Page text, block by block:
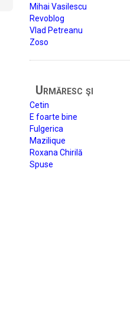
Mihai Vasilescu
Revoblog
Vlad Petreanu
Zoso
Urmăresc şi
Cetin
E foarte bine
Fulgerica
Mazilique
Roxana Chirilă
Spuse